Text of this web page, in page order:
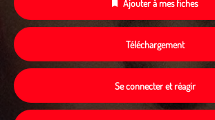
Ajouter à mes fiches
Téléchargement
Se connecter et réagir